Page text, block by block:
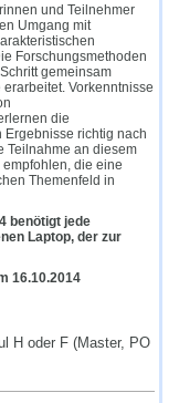
und Teilnehmer
Umgang mit
Forschungsmethoden
gemeinsam
Vorkenntnisse
die
Ergebnisse richtig nach
Teilnahme an diesem
die eine
Themenfeld in
benötigt jede
Laptop, der zur
16.10.2014
H oder F (Master, PO